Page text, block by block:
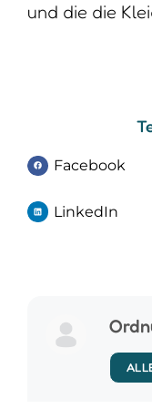
und die die
Facebook
LinkedIn